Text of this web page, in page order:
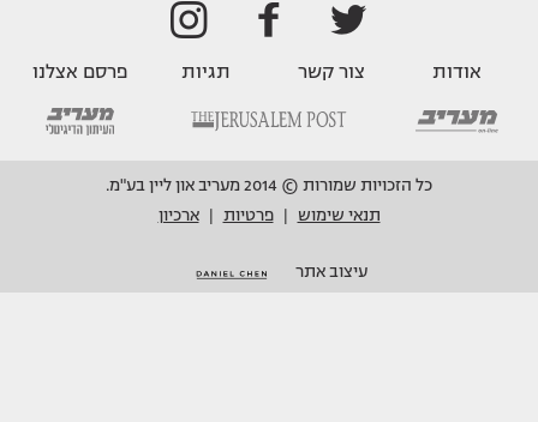
אודות צור קשר תגיות פרסם אצלנו
כל הזכויות שמורות © 2014 מעריב און ליין בע"מ.
תנאי שימוש
פרטיות ארכיון
עיצוב אתר